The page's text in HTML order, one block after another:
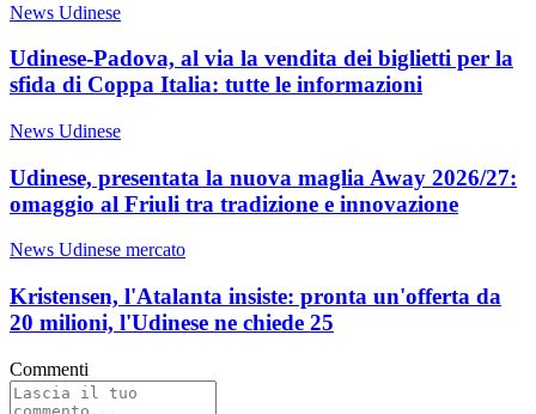
News Udinese
Udinese-Padova, al via la vendita dei biglietti per la
sfida di Coppa Italia: tutte le informazioni
News Udinese
Udinese, presentata la nuova maglia Away 2026/27:
omaggio al Friuli tra tradizione e innovazione
News Udinese mercato
Kristensen, l'Atalanta insiste: pronta un'offerta da
20 milioni, l'Udinese ne chiede 25
Commenti